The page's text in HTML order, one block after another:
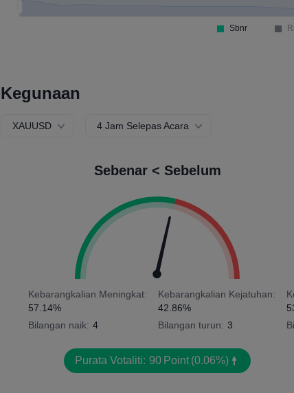
Kegunaan
XAUUSD 4 Jam Selepas Acara
Sebenar < Sebelum
Kebarangkalian Meningkat:
57.14%
Bilangan naik: 4
Kebarangkalian Kejatuhan:
42.86%
Bilangan turun: 3
Purata Votaliti: 90 Point (0.06%)